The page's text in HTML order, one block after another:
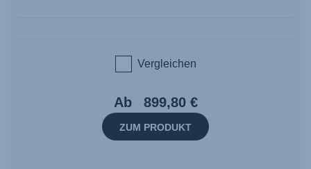
Vergleichen
Ab 899,80 €
ZUM PRODUKT